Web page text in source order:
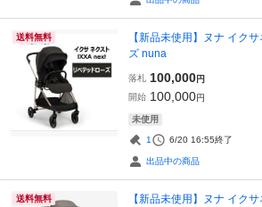
送料無料
【新品未使用】ヌナ イク
ズ nuna
落札 100,000円
開始 100,000円
未使用
1 6/20 16:55終了
出品中の商品
送料無料
【新品未使用】ヌナ イク